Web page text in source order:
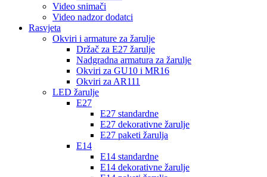
Video snimači
Video nadzor dodatci
Rasvjeta
Okviri i armature za žarulje
Držač za E27 žarulje
Nadgradna armatura za žarulje
Okviri za GU10 i MR16
Okviri za AR111
LED žarulje
E27
E27 standardne
E27 dekorativne žarulje
E27 paketi žarulja
E14
E14 standardne
E14 dekorativne žarulje